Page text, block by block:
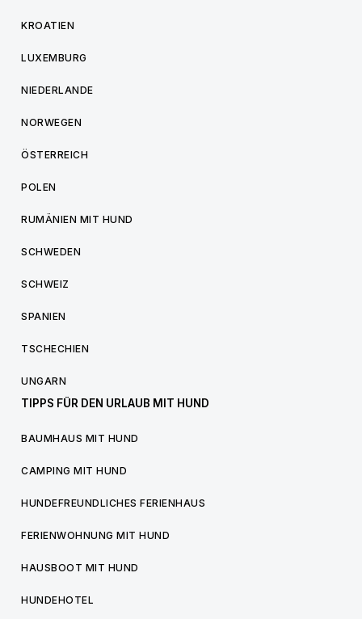
KROATIEN
LUXEMBURG
NIEDERLANDE
NORWEGEN
ÖSTERREICH
POLEN
RUMÄNIEN MIT HUND
SCHWEDEN
SCHWEIZ
SPANIEN
TSCHECHIEN
UNGARN
TIPPS FÜR DEN URLAUB MIT HUND
BAUMHAUS MIT HUND
CAMPING MIT HUND
HUNDEFREUNDLICHES FERIENHAUS
FERIENWOHNUNG MIT HUND
HAUSBOOT MIT HUND
HUNDEHOTEL